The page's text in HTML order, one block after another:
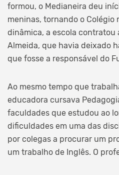
formou, o Medianeira deu
meninas, tornando o Colégio
dinâmica, a escola contratou
Almeida, que havia deixado
que fosse a responsável do
Ao mesmo tempo que
educadora cursava
faculdades que estudou ao
dificuldades em uma das
por colegas a procurar um
um trabalho de Inglês. O